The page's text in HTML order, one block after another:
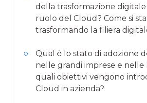
della trasformazione digitale
ruolo del Cloud? Come si sta
trasformando la filiera
Qual è lo stato di adozione
nelle grandi imprese e nelle
quali obiettivi vengono
Cloud in azienda?